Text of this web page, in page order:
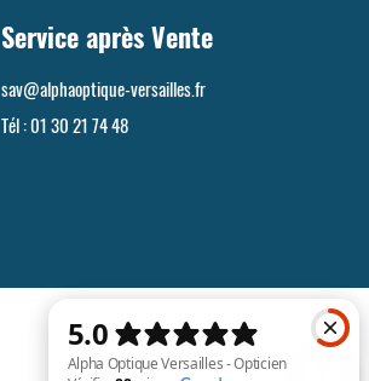
Service après Vente
sav@alphaoptique-versailles.fr
Tél :01 30 21 74 48